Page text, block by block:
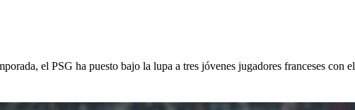
el PSG ha puesto bajo la lupa a tres jóvenes jugadores franceses con el